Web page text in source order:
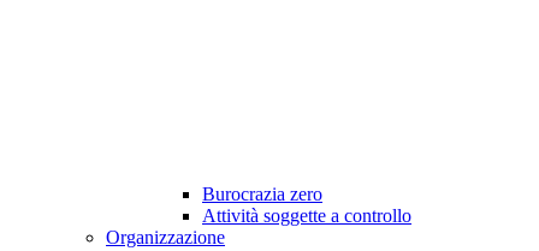
Burocrazia zero
Attività soggette a controllo
Organizzazione